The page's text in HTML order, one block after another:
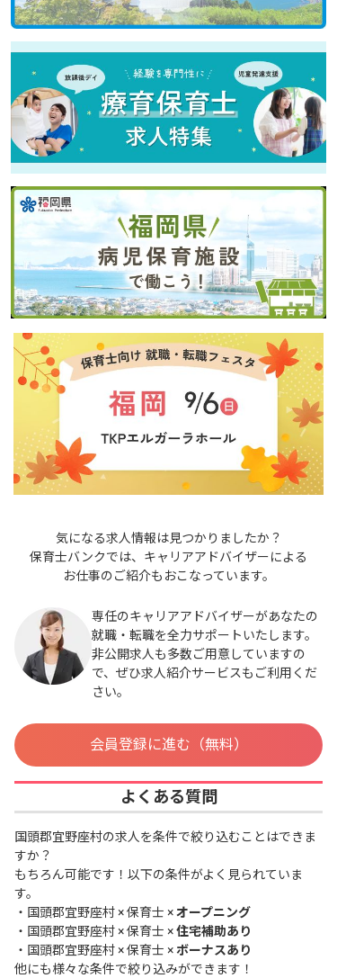
気になる求人情報は見つかりましたか？
保育士バンクでは、キャリアアドバイザーによる
お仕事のご紹介もおこなっています。
専任のキャリアアドバイザーがあなたの
就職・転職を全力サポートいたします。
非公開求人も多数ご用意していますの
で、ぜひ求人紹介サービスもご利用くだ
さい。
会員登録に進む（無料）
よくある質問
国頭郡宜野座村の求人を条件で絞り込むことはできま
すか？
もちろん可能です！以下の条件がよく見られていま
す。
・ 国頭郡宜野座村 × 保育士 ×オープニング
・ 国頭郡宜野座村 × 保育士 ×住宅補助あり
・ 国頭郡宜野座村 × 保育士 ×ボーナスあり
他にも様々な条件で絞り込みができます！